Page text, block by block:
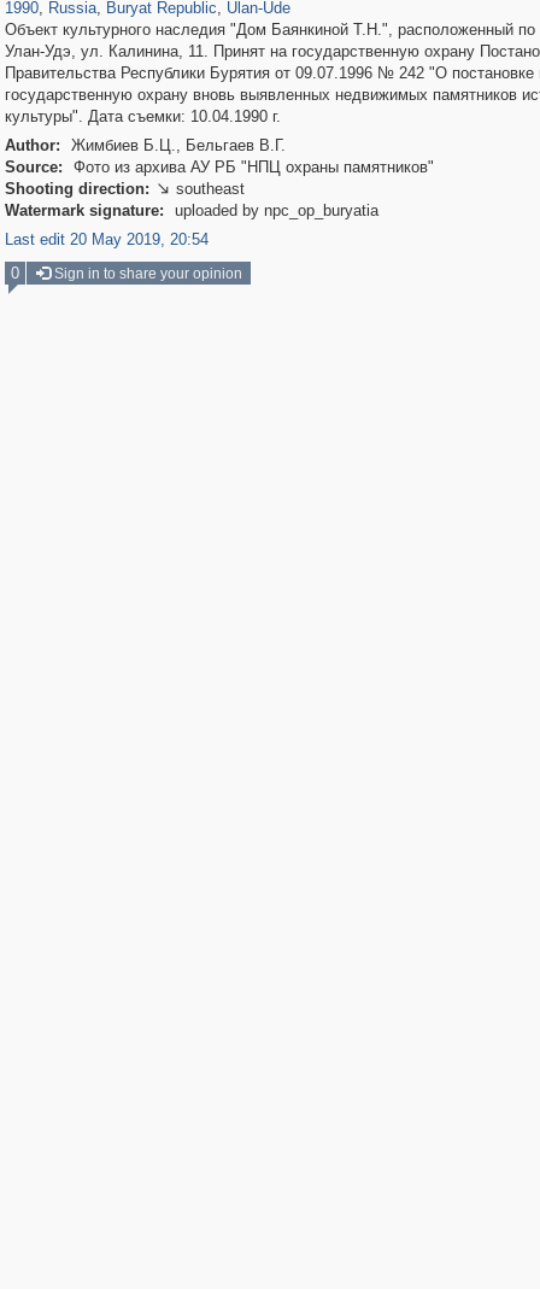
1990, Russia, Buryat Republic, Ulan-Ude
Объект культурного наследия "Дом Баянкиной Т.Н.", расположенный по
Улан-Удэ, ул. Калинина, 11. Принят на государственную охрану
Правительства Республики Бурятия от 09.07.1996 № 242 "О постановке
государственную охрану вновь выявленных недвижимых памятников
культуры". Дата съемки: 10.04.1990 г.
Author:
Жимбиев Б.Ц., Бельгаев В.Г.
Source:
Фото из архива АУ РБ "НПЦ охраны памятников"
Shooting direction:  southeast
Watermark signature:
uploaded by npc_op_buryatia
Last edit 20 May 2019, 20:54
0
Sign in to share your opinion